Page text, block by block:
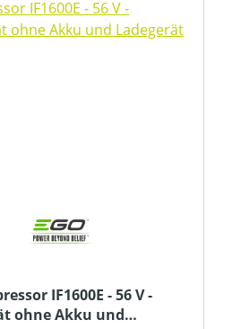
IF1600E - 56 V -
ohne Akku und